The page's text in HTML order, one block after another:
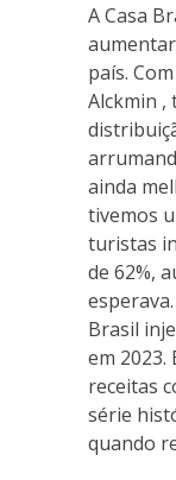
A Casa
país.
Alckmin ,
ainda
tivemos
turistas
de 62%,
Brasil
em 2023.
receitas
série
quando